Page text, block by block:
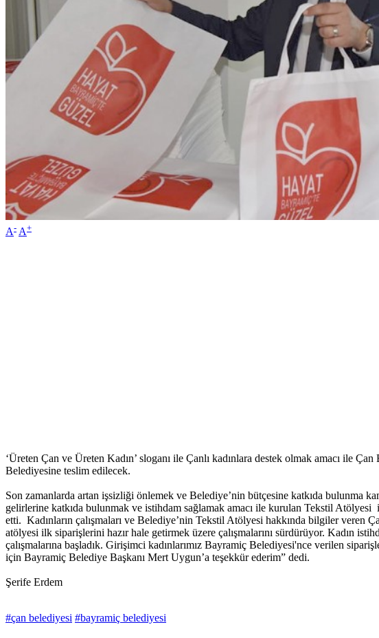
A- A+
‘Üreten Çan ve Üreten Kadın’ sloganı ile Çanlı kadınlara destek olmak amacı ile
Belediyesine teslim edilecek.
Son zamanlarda artan işsizliği önlemek ve Belediye’nin bütçesine katkıda bulunma
gelirlerine katkıda bulunmak ve istihdam sağlamak amacı ile kurulan Tekstil
etti. Kadınların çalışmaları ve Belediye’nin Tekstil Atölyesi hakkında bilgiler veren
atölyesi ilk siparişlerini hazır hale getirmek üzere çalışmalarını sürdürüyor. Kadın
çalışmalarına başladık. Girişimci kadınlarımız Bayramiç Belediyesi'nce verilen
için Bayramiç Belediye Başkanı Mert Uygun’a teşekkür ederim” dedi.
Şerife Erdem
#çan belediyesi #bayramiç belediyesi